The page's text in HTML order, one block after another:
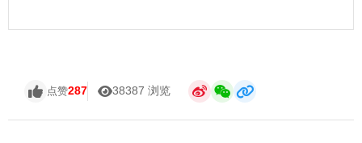
点赞287 38387 浏览